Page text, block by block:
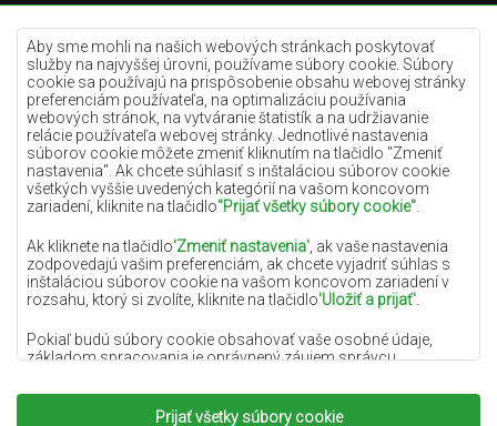
Aby sme mohli na našich webových stránkach poskytovať
služby na najvyššej úrovni, používame súbory cookie. Súbory
cookie sa používajú na prispôsobenie obsahu webovej stránky
preferenciám používateľa, na optimalizáciu používania
webových stránok, na vytváranie štatistík a na udržiavanie
relácie používateľa webovej stránky. Jednotlivé nastavenia
súborov cookie môžete zmeniť kliknutím na tlačidlo "Zmeniť
nastavenia". Ak chcete súhlasiť s inštaláciou súborov cookie
všetkých vyššie uvedených kategórií na vašom koncovom
zariadení, kliknite na tlačidlo"Prijať všetky súbory cookie"
Ak kliknete na tlačidlo'Zmeniť nastavenia' , ak vaše nastavenia
zodpovedajú vašim preferenciám, ak chcete vyjadriť súhlas s
inštaláciou súborov cookie na vašom koncovom zariadení v
rozsahu, ktorý si zvolíte, kliknite na tlačidlo'Uložiť a prijať'
Pokiaľ budú súbory cookie obsahovať vaše osobné údaje,
základom spracovania je oprávnený záujem správcu
podobe poskytovania vysokokvalitných služieb na našej
webovej stránke a marketingových aktivít správcu osobných
Prijať všetky súbory cookie
Krémové koberce
Lilac koberce
Žlté koberce
Mätové koberce
Modré koberce
Oranžové koberce
Ružové koberce
Šedé koberce
Terakotové koberce
Zelené koberce
Zlaté koberce